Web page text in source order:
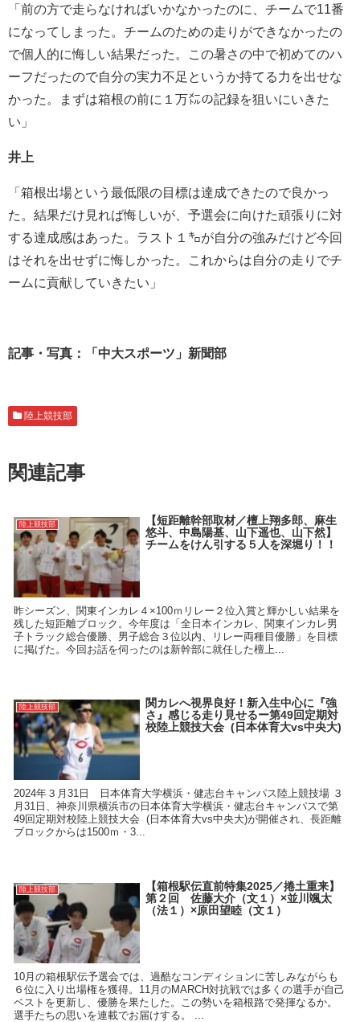
「前の方で走らなければいかなかったのに、チームで11番
になってしまった。チームのための走りができなかったの
で個人的に悔しい結果だった。この暑さの中で初めてのハ
ーフだったので自分の実力不足というか持てる力を出せな
かった。まずは箱根の前に１万㍍の記録を狙いにいきた
い」
井上
「箱根出場という最低限の目標は達成できたので良かっ
た。結果だけ見れば悔しいが、予選会に向けた頑張りに対
する達成感はあった。ラスト１㌔が自分の強みだけど今回
はそれを出せずに悔しかった。これからは自分の走りでチ
ームに貢献していきたい」
記事・写真：「中大スポーツ」新聞部
陸上競技部
関連記事
陸上競技部
【短距離幹部取材／檀上翔多郎、麻生
悠斗、中島陽基、山下遥也、山下然】
チームをけん引する５人を深堀り！！
昨シーズン、関東インカレ４×100ｍリレー２位入賞と輝かしい結果を
残した短距離ブロック。今年度は「全日本インカレ、関東インカレ男
子トラック総合優勝、男子総合３位以内、リレー両種目優勝」を目標
に掲げた。今回お話を伺ったのは新幹部に就任した檀上...
陸上競技部
関カレへ視界良好！新入生中心に『強
さ』感じる走り見せるー第49回定期対
校陸上競技大会 (日本体育大vs中央大)
2024年３月31日 日本体育大学横浜・健志台キャンパス陸上競技場 ３
月31日、神奈川県横浜市の日本体育大学横浜・健志台キャンパスで第
49回定期対校陸上競技大会 (日本体育大vs中央大)が開催され、長距離
ブロックからは1500ｍ・3...
陸上競技部
【箱根駅伝直前特集2025／捲土重来】
第２回 佐藤大介（文１）×並川颯太
（法１）×原田望睦（文１）
10月の箱根駅伝予選会では、過酷なコンディションに苦しみながらも
６位に入り出場権を獲得。11月のMARCH対抗戦では多くの選手が自己
ベストを更新し、優勝を果たした。この勢いを箱根路で発揮なるか。
選手たちの思いを連載でお届けする。 ...